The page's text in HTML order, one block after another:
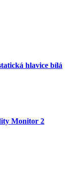
hlavice bílá
Monitor 2